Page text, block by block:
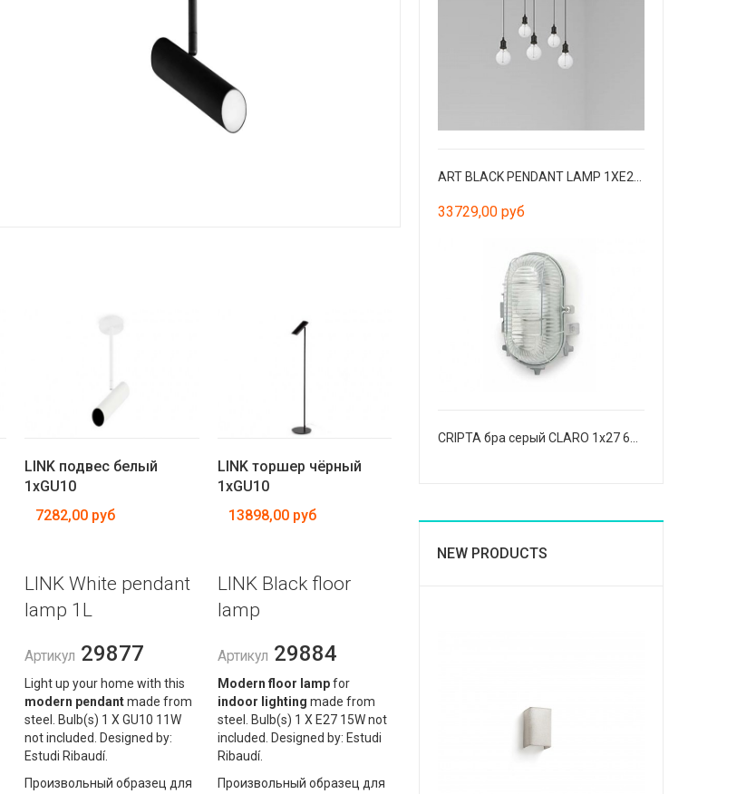
LINK подвес белый
1xGU10
7282,00 руб
LINK White pendant
lamp 1L
Артикул 29877
Light up your home with this
modern pendantmade from
steel. Bulb(s) 1 X GU10 11W
not included. Designed by:
Estudi Ribaudí.
Произвольный образец для
LINK торшер чёрный
1xGU10
13898,00 руб
LINK Black floor
lamp
Артикул 29884
Modern floor lampfor
indoor lighting made from
steel. Bulb(s) 1 X E27 15W not
included. Designed by: Estudi
Ribaudí.
Произвольный образец для
33729,00 руб
NEW PRODUCTS